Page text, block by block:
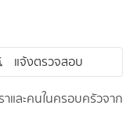
แจ้งตรวจสอบ